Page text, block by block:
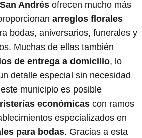
Andrés ofrecen mucho más
arreglos florales
bodas, aniversarios, funerales y
Muchas de ellas también
de entrega a domicilio, lo
detalle especial sin necesidad
municipio es posible
económicas con ramos
especializados en
para bodas. Gracias a esta